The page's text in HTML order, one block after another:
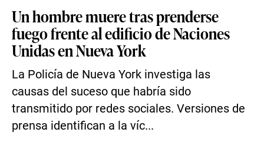
Un hombre muere tras prenderse
fuego frente al edificio de Naciones
Unidas en Nueva York
La Policía de Nueva York investiga las
causas del suceso que habría sido
transmitido por redes sociales. Versiones de
prensa identifican a la víc...